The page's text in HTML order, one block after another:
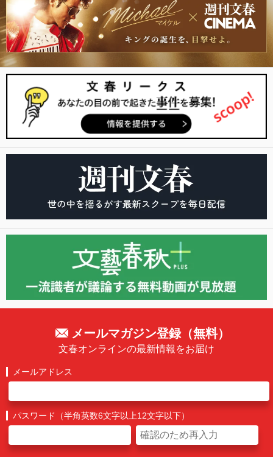
メールマガジン登録（無料）
文春オンラインの最新情報をお届け
メールアドレス
パスワード（半角英数6文字以上12文字以下）